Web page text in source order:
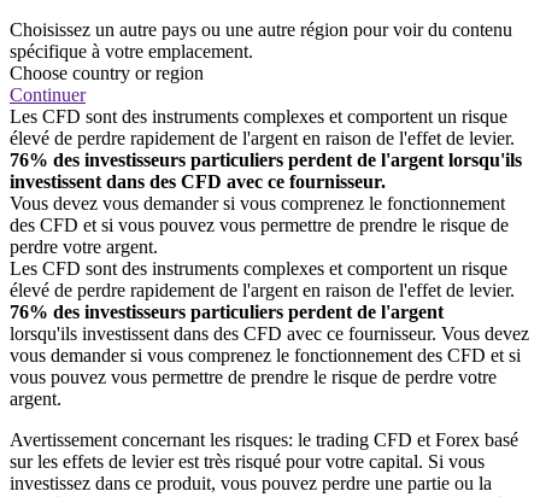
Choisissez un autre pays ou une autre région pour voir du contenu
spécifique à votre emplacement.
Choose country or region
Continuer
Les CFD sont des instruments complexes et comportent un risque
élevé de perdre rapidement de l'argent en raison de l'effet de levier.
76% des investisseurs particuliers perdent de l'argent lorsqu'ils
investissent dans des CFD avec ce fournisseur.
Vous devez vous demander si vous comprenez le fonctionnement
des CFD et si vous pouvez vous permettre de prendre le risque de
perdre votre argent.
Les CFD sont des instruments complexes et comportent un risque
élevé de perdre rapidement de l'argent en raison de l'effet de levier.
76% des investisseurs particuliers perdent de l'argent
lorsqu'ils investissent dans des CFD avec ce fournisseur. Vous devez
vous demander si vous comprenez le fonctionnement des CFD et si
vous pouvez vous permettre de prendre le risque de perdre votre
argent.
Avertissement concernant les risques: le trading CFD et Forex basé
sur les effets de levier est très risqué pour votre capital. Si vous
investissez dans ce produit, vous pouvez perdre une partie ou la